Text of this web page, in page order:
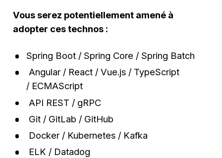
Vous serez potentiellement amené à
adopter ces technos :
Spring Boot / Spring Core / Spring Batch
Angular / React / Vue.js / TypeScript
/ ECMAScript
API REST / gRPC
Git / GitLab / GitHub
Docker / Kubernetes / Kafka
ELK / Datadog